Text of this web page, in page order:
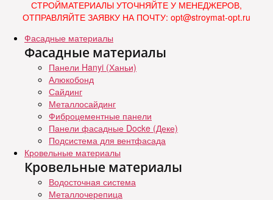
СТРОЙМАТЕРИАЛЫ УТОЧНЯЙТЕ У МЕНЕДЖЕРОВ,
ОТПРАВЛЯЙТЕ ЗАЯВКУ НА ПОЧТУ: opt@stroymat-opt.ru
Фасадные материалы
Фасадные материалы
Панели Hanyi (Ханьи)
Алюкобонд
Сайдинг
Металлосайдинг
Фиброцементные панели
Панели фасадные Docke (Деке)
Подсистема для вентфасада
Кровельные материалы
Кровельные материалы
Водосточная система
Металлочерепица